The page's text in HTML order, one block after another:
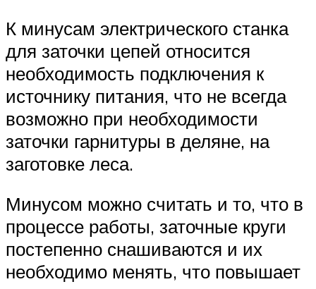
К минусам электрического станка
для заточки цепей относится
необходимость подключения к
источнику питания, что не всегда
возможно при необходимости
заточки гарнитуры в деляне, на
заготовке леса.
Минусом можно считать и то, что в
процессе работы, заточные круги
постепенно снашиваются и их
необходимо менять, что повышает